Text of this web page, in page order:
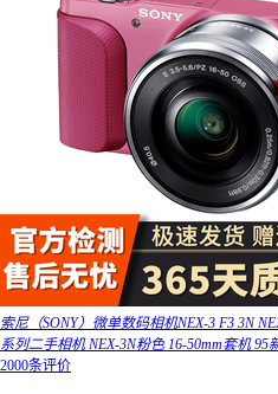
索尼（SONY）微单数码相机NEX-3 F3 3N
系列二手相机 NEX-3N粉色 16-50mm套机 95
2000条评价